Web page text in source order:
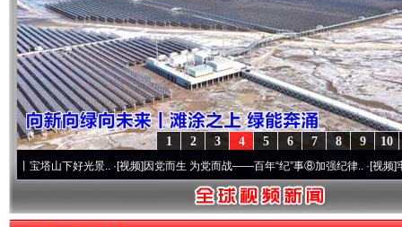
10
9
8
7
6
5
4
3
2
1
下好光景..·[视频]因党而生 为党而战——百年“纪”事⑧加强纪律..·[视频]牢记初心